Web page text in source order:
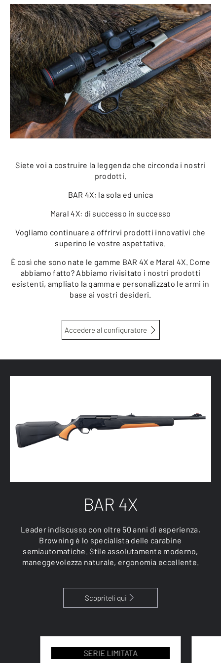
Siete voi a costruire la leggenda che circonda i nostri
prodotti.
BAR 4X: la sola ed unica
Maral 4X: di successo in successo
Vogliamo continuare a offrirvi prodotti innovativi che
superino le vostre aspettative.
È così che sono nate le gamme BAR 4X e Maral 4X. Come
abbiamo fatto? Abbiamo rivisitato i nostri prodotti
esistenti, ampliato la gamma e personalizzato le armi in
base ai vostri desideri.
Accedere al configuratore
BAR 4X
Leader indiscusso con oltre 50 anni di esperienza,
Browning è lo specialista delle carabine
semiautomatiche. Stile assolutamente moderno,
maneggevolezza naturale, ergonomia eccellente.
Scopriteli qui
SERIE LIMITATA